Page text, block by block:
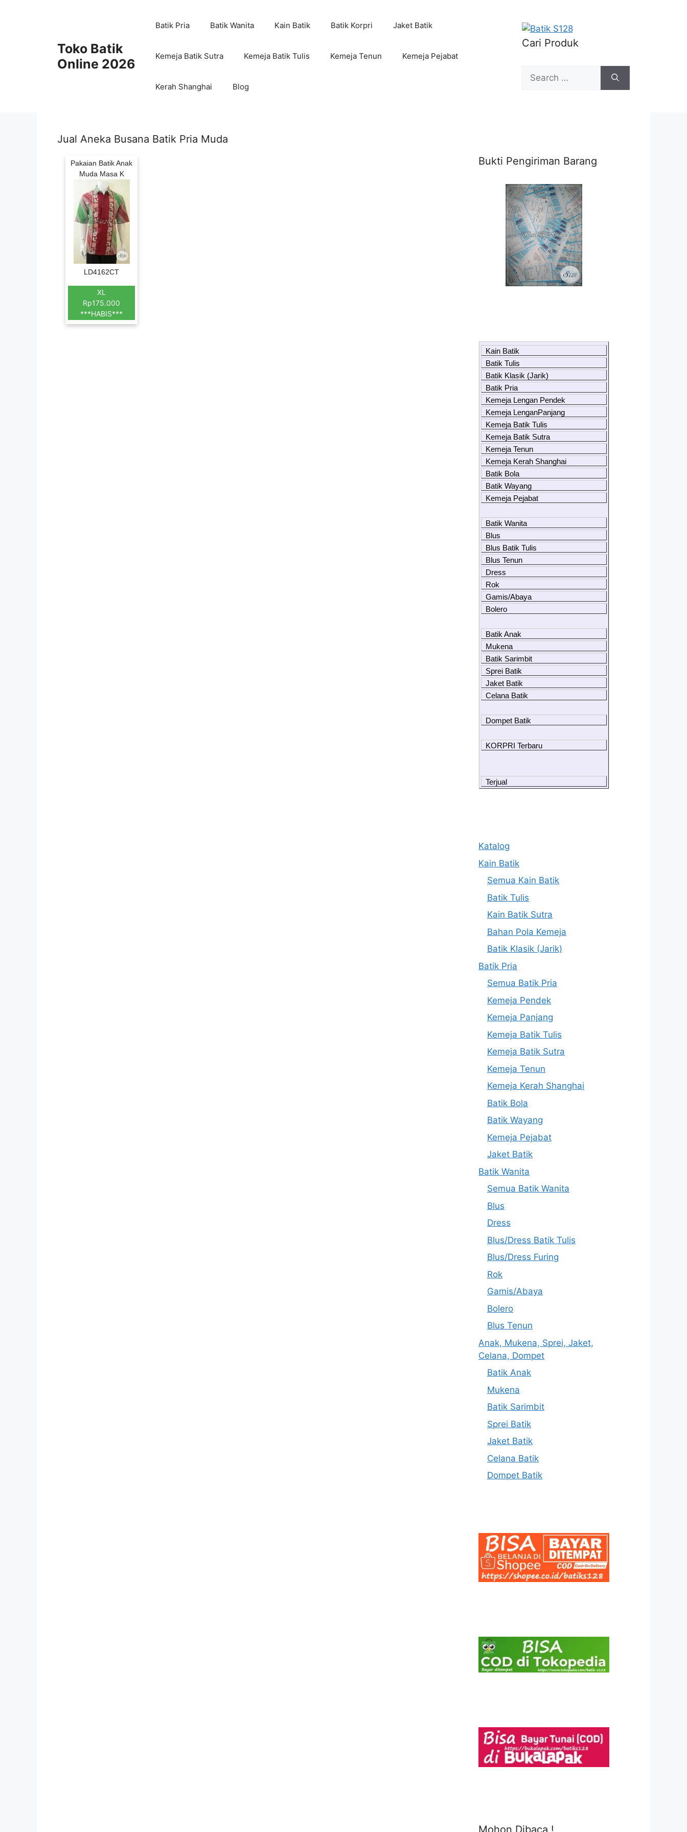
Toko Batik
Online 2026
Batik Pria Batik Wanita Kain Batik Batik Korpri Jaket Batik
Kemeja Batik Sutra Kemeja Batik Tulis Kemeja Tenun Kemeja Pejabat
Kerah Shanghai Blog
Cari Produk
Search
for:
Jual Aneka Busana Batik Pria Muda
Pakaian Batik Anak
Muda Masa K
LD4162CT
XL
Rp175.000
***HABIS***
Bukti Pengiriman Barang
Kain Batik
Batik Tulis
Batik Klasik (Jarik)
Batik Pria
Kemeja Lengan Pendek
Kemeja LenganPanjang
Kemeja Batik Tulis
Kemeja Batik Sutra
Kemeja Tenun
Kemeja Kerah Shanghai
Batik Bola
Batik Wayang
Kemeja Pejabat
Batik Wanita
Blus
Blus Batik Tulis
Blus Tenun
Dress
Rok
Gamis/Abaya
Bolero
Batik Anak
Mukena
Batik Sarimbit
Sprei Batik
Jaket Batik
Celana Batik
Dompet Batik
KORPRI Terbaru
Terjual
Katalog
Kain Batik
Semua Kain Batik
Batik Tulis
Kain Batik Sutra
Bahan Pola Kemeja
Batik Klasik (Jarik)
Batik Pria
Semua Batik Pria
Kemeja Pendek
Kemeja Panjang
Kemeja Batik Tulis
Kemeja Batik Sutra
Kemeja Tenun
Kemeja Kerah Shanghai
Batik Bola
Batik Wayang
Kemeja Pejabat
Jaket Batik
Batik Wanita
Semua Batik Wanita
Blus
Dress
Blus/Dress Batik Tulis
Blus/Dress Furing
Rok
Gamis/Abaya
Bolero
Blus Tenun
Anak, Mukena, Sprei, Jaket,
Celana, Dompet
Batik Anak
Mukena
Batik Sarimbit
Sprei Batik
Jaket Batik
Celana Batik
Dompet Batik
Mohon Dibaca !